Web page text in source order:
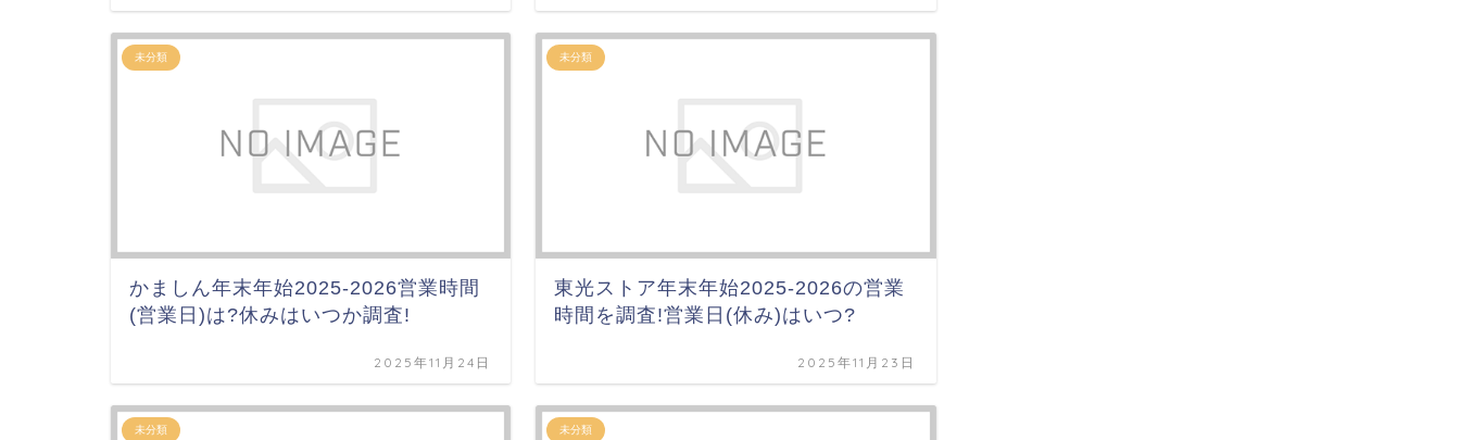
未分類
かましん年末年始2025-2026営業時間
(営業日)は?休みはいつか調査!
2025年11月24日
未分類
東光ストア年末年始2025-2026の営業
時間を調査!営業日(休み)はいつ?
2025年11月23日
未分類 未分類